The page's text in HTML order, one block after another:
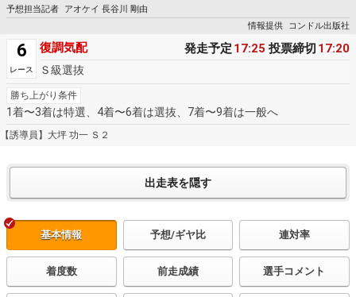
予想担当記者
アオケイ 長谷川 剛由
情報提供
コンドル出版社
6
レース
復調気配 発走予定 17:25 投票締切 17:20
Ｓ級選抜
勝ち上がり条件
1着〜3着は特選、4着〜6着は選抜、7着〜9着は一般へ
【誘導員】大坪 功一 Ｓ２
基本情報 予想/ギヤ比 連対率
着度数 前走成績 選手コメント